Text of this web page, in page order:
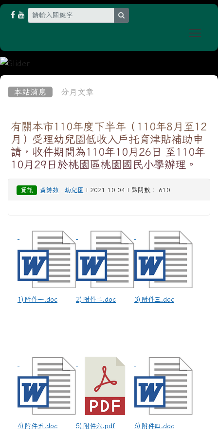
本站消息 分月文章
有關本市110年度下半年（110年8月至12
月）受理幼兒園低收入戶托育津貼補助申
請，收件期間為110年10月26日 至110年
10月29日於桃園區桃園國民小學辦理。
資訊 黃詩茹 - 幼兒園 | 2021-10-04 | 點閱數： 610
1) 附件一.doc 2) 附件二.doc 3) 附件三.doc
4) 附件五.doc 5) 附件六.pdf 6) 附件四.doc